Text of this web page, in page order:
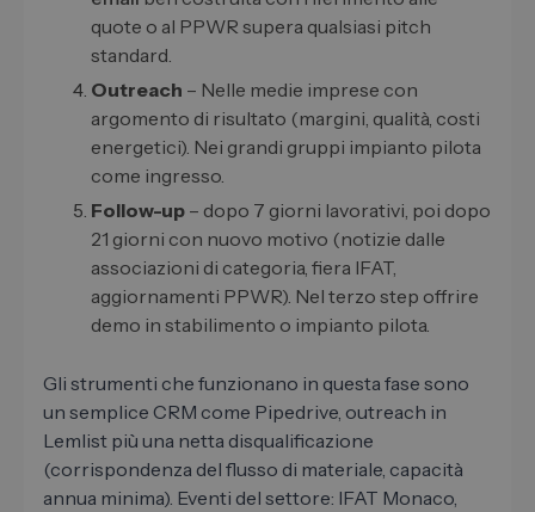
quote o al PPWR supera qualsiasi pitch
standard.
Outreach – Nelle medie imprese con
argomento di risultato (margini, qualità, costi
energetici). Nei grandi gruppi impianto pilota
come ingresso.
Follow-up – dopo 7 giorni lavorativi, poi dopo
21 giorni con nuovo motivo (notizie dalle
associazioni di categoria, fiera IFAT,
aggiornamenti PPWR). Nel terzo step offrire
demo in stabilimento o impianto pilota.
Gli strumenti che funzionano in questa fase sono
un semplice CRM come Pipedrive, outreach in
Lemlist più una netta disqualificazione
(corrispondenza del flusso di materiale, capacità
annua minima). Eventi del settore: IFAT Monaco,